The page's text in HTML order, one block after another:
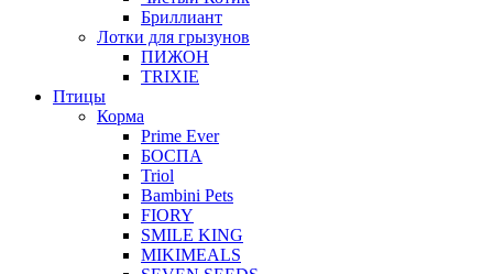
Бриллиант
Лотки для грызунов
ПИЖОН
TRIXIE
Птицы
Корма
Prime Ever
БОСПА
Triol
Bambini Pets
FIORY
SMILE KING
MIKIMEALS